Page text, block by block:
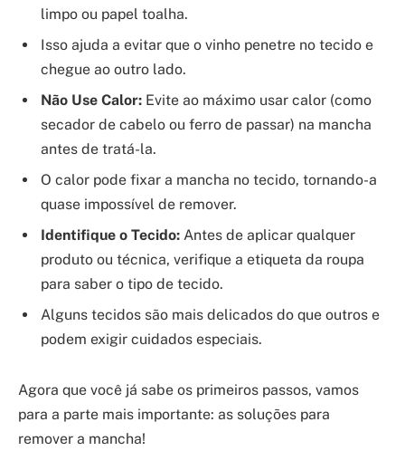
limpo ou papel toalha.
Isso ajuda a evitar que o vinho penetre no tecido e
chegue ao outro lado.
Não Use Calor: Evite ao máximo usar calor (como
secador de cabelo ou ferro de passar) na mancha
antes de tratá-la.
O calor pode fixar a mancha no tecido, tornando-a
quase impossível de remover.
Identifique o Tecido: Antes de aplicar qualquer
produto ou técnica, verifique a etiqueta da roupa
para saber o tipo de tecido.
Alguns tecidos são mais delicados do que outros e
podem exigir cuidados especiais.
Agora que você já sabe os primeiros passos, vamos
para a parte mais importante: as soluções para
remover a mancha!